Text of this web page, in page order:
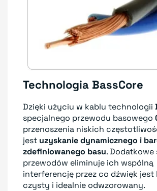
Technologia BassCore
Dzięki użyciu w kablu technologii
specjalnego przewodu basowego
przenoszenia niskich
jest uzyskanie dynamicznego i
zdefiniowanego basu.
przewodów eliminuje ich wspólną
interferencję przez co dźwięk jest
czysty i idealnie odwzorowany.